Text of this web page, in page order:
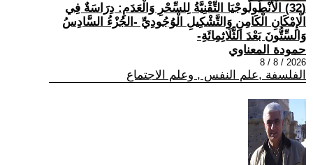
(32) الْأَنْطُولُوجْيَا التِّقْنِيَّةُ لِلسِّحْرِ وَالْعَدَمِ: دِرَاسَةٌ فِي
الْإِمْكَانِ الْكَامِنِ وَالتَّشْكِيلِ الْوُجُودِيِّ -الجُزْءُ السَّادِسُ
وَالسِّتُّونَ بَعْدَ الثَّلَاثِمِائَةِ-
حمودة المعناوي
2026 / 8 / 8
الفلسفة ,علم النفس , وعلم الاجتماع